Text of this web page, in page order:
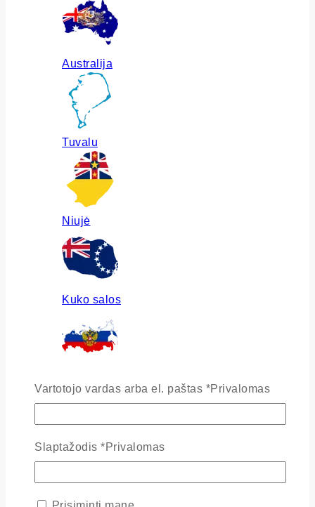
Australija
Tuvalu
Niujė
Kuko salos
Vartotojo vardas arba el. paštas *Privalomas
Slaptažodis *Privalomas